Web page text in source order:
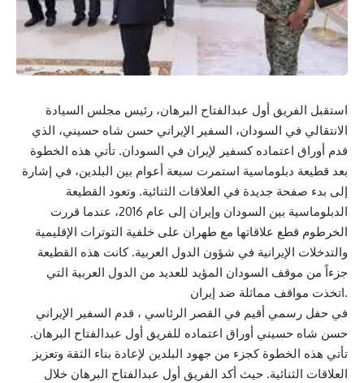
استقبل الفريق أول عبدالفتاح البرهان، رئيس مجلس السيادة
الانتقالي في السودان، السفير الإيراني حسن شاه حسيني، الذي
قدم أوراق اعتماده كسفير لإيران في السودان. تأتي هذه الخطوة
بعد قطيعة دبلوماسية استمرت سبعة أعوام بين البلدين، في إشارة
إلى بدء صفحة جديدة في العلاقات الثنائية. وتعود القطيعة
الدبلوماسية بين السودان وإيران إلى عام 2016، عندما قررت
الخرطوم قطع علاقاتها مع طهران على خلفية التوترات الإقليمية
والتدخلات الإيرانية في شؤون الدول العربية. كانت هذه القطيعة
جزءاً من موقف السودان المؤيد للعديد من الدول العربية التي
اتخذت مواقف مماثلة ضد إيران.
في حفل رسمي أقيم في القصر الرئاسي ، قدم السفير الإيراني
حسن شاه حسيني أوراق اعتماده للفريق أول عبدالفتاح البرهان.
تأتي هذه الخطوة كجزء من جهود البلدين لإعادة بناء الثقة وتعزيز
العلاقات الثنائية. حيث أكد الفريق أول عبدالفتاح البرهان خلال